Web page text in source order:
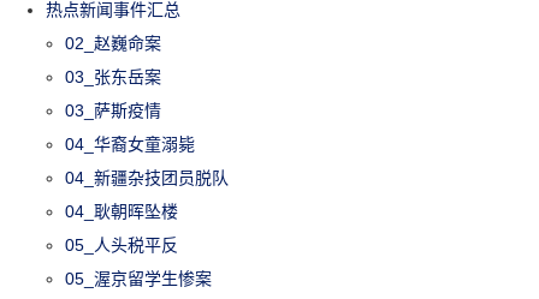
热点新闻事件汇总
02_赵巍命案
03_张东岳案
03_萨斯疫情
04_华裔女童溺毙
04_新疆杂技团员脱队
04_耿朝晖坠楼
05_人头税平反
05_渥京留学生惨案